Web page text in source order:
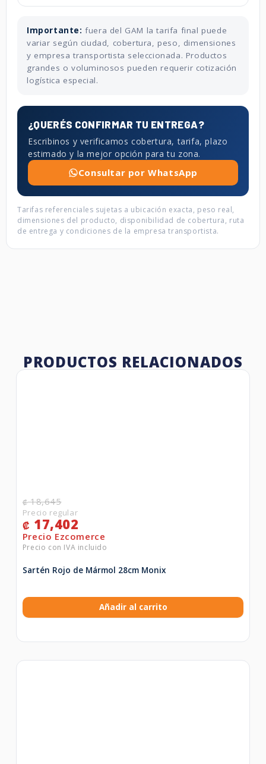
Importante: fuera del GAM la tarifa final puede
variar según ciudad, cobertura, peso, dimensiones
y empresa transportista seleccionada. Productos
grandes o voluminosos pueden requerir cotización
logística especial.
¿QUERÉS CONFIRMAR TU ENTREGA?
Escribinos y verificamos cobertura, tarifa, plazo
estimado y la mejor opción para tu zona.
Consultar por WhatsApp
Tarifas referenciales sujetas a ubicación exacta, peso real,
dimensiones del producto, disponibilidad de cobertura, ruta
de entrega y condiciones de la empresa transportista.
PRODUCTOS RELACIONADOS
₡18,645
₡ 17,402
Sartén Rojo de Mármol 28cm Monix
Añadir al carrito